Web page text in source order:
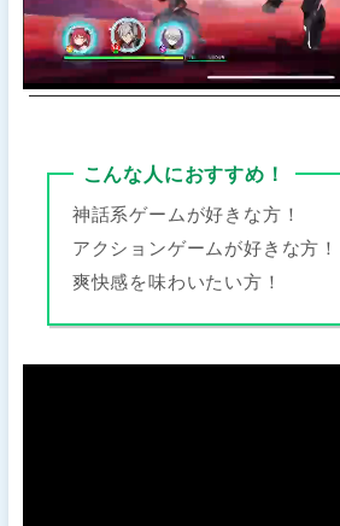
こんな人におすすめ！
神話系ゲームが好きな方！
アクションゲームが好きな方！
爽快感を味わいたい方！